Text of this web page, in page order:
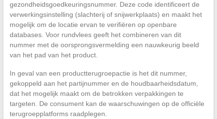
gezondheidsgoedkeuringsnummer. Deze code identificeert de
verwerkingsinstelling (slachterij of snijwerkplaats) en maakt het
mogelijk om de locatie ervan te verifiëren op openbare
databases. Voor rundvlees geeft het combineren van dit
nummer met de oorsprongsvermelding een nauwkeurig beeld
van het pad van het product.
In geval van een productterugroepactie is het dit nummer,
gekoppeld aan het partijnummer en de houdbaarheidsdatum,
dat het mogelijk maakt om de betrokken verpakkingen te
targeten. De consument kan de waarschuwingen op de officiële
terugroepplatforms raadplegen.